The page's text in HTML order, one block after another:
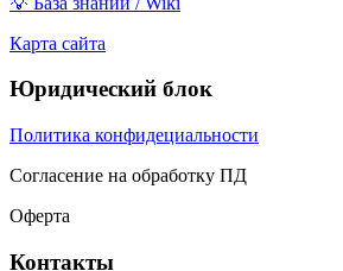
Карта сайта
Юридический блок
Политика конфидециальности
Согласение на обработку ПД
Оферта
Контакты